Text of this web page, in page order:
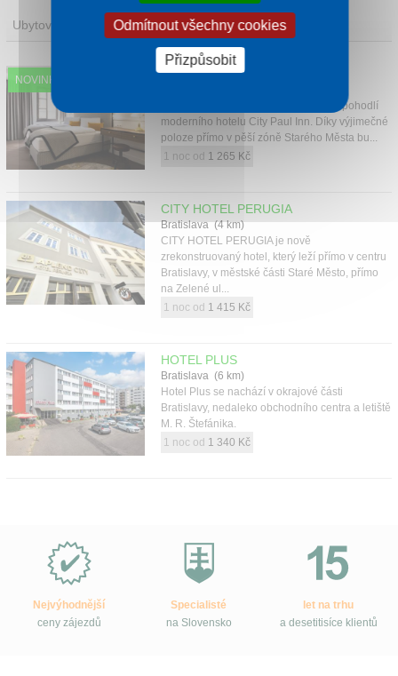
Ubytování
NOVINKA CITY PAUL INN
Objevte kouzlo historické Bratislavy z pohodlí
moderního hotelu City Paul Inn. Díky výjimečné
poloze přímo v pěší zóně Starého Města bu...
1 noc od 1 265 Kč
CITY HOTEL PERUGIA
Bratislava (4 km)
CITY HOTEL PERUGIA je nově
zrekonstruovaný hotel, který leží přímo v centru
Bratislavy, v městské části Staré Město, přímo
na Zelené ul...
1 noc od 1 415 Kč
HOTEL PLUS
Bratislava (6 km)
Hotel Plus se nachází v okrajové části
Bratislavy, nedaleko obchodního centra a letiště
M. R. Štefánika.
1 noc od 1 340 Kč
Slovensko.cz?
Nejvýhodnější
ceny zájezdů
Specialisté
na Slovensko
let na trhu
a desetitisíce klientů
Odmítnout všechny cookies
Přizpůsobit